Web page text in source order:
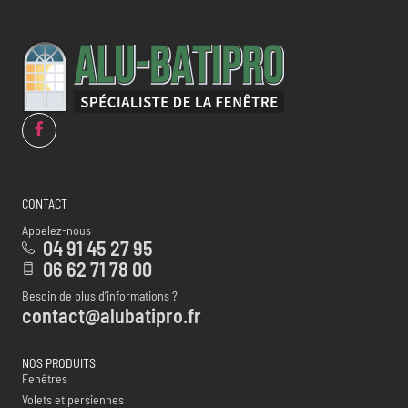
CONTACT
Appelez-nous
04 91 45 27 95
06 62 71 78 00
Besoin de plus d’informations ?
contact@alubatipro.fr
NOS PRODUITS
Fenêtres
Volets et persiennes